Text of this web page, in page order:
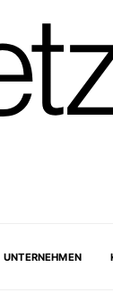
UNTERNEHMEN